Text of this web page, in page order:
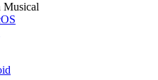
Musical